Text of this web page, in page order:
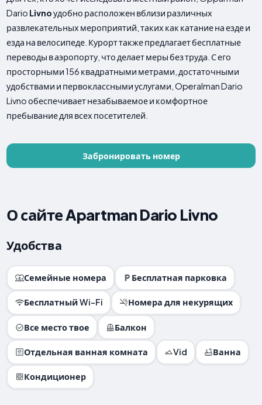
Dario Livnoудобно расположен вблизи различных
развлекательных мероприятий, таких как катание на езде и
езда на велосипеде. Курорт также предлагает бесплатные
переводы в аэропорту, что делает меры без труда. С его
просторными 156 квадратными метрами, достаточными
удобствами и первоклассными услугами, Operalman Dario
Livno обеспечивает незабываемое и комфортное
пребывание для всех посетителей.
Забронировать номер
О сайте Apartman Dario Livno
Удобства
Семейные номера Бесплатная парковка
Бесплатный Wi-Fi Номера для некурящих
Все место твое Балкон
Отдельная ванная комната Vid Ванна
Кондиционер